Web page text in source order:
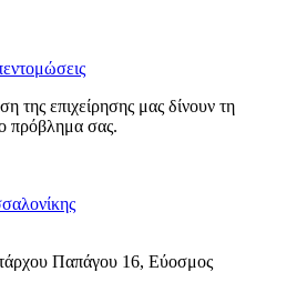
της επιχείρησης μας δίνουν τη
πρόβλημα σας.
Παπάγου 16, Εύοσμος